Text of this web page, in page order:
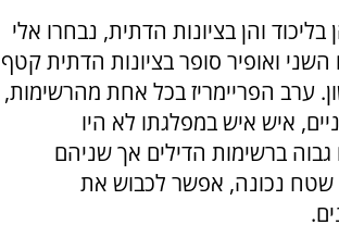
והן בציונות הדתית, נבחרו אלי
השני ואופיר סופר בציונות הדתית קטף
ערב הפריימריז בכל אחת מהרשימות,
איש איש במפלגתו לא היו
ברשימות הדילים אך שניהם
שטח נכונה, אפשר לכבוש את